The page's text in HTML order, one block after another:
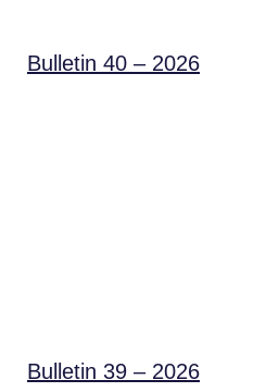
Bulletin 40 – 2026
Bulletin 39 – 2026